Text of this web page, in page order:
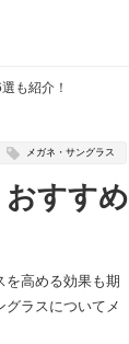
も紹介！
メガネ・サングラス
すすめ
を高める効果も期
ラスについてメ